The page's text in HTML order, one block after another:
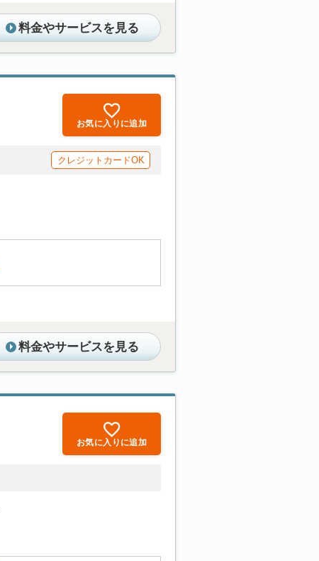
料金やサービスを見る
お気に入りに追加
クレジットカードOK
料金やサービスを見る
お気に入りに追加